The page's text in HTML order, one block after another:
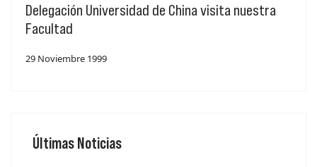
Delegación Universidad de China visita nuestra
Facultad
29 Noviembre 1999
Últimas Noticias